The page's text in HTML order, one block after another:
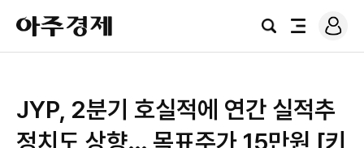
아
주
경
검
전
로
그
JYP, 2분기 호실적에 연간 실적추
정치도 상향… 목표주가 15만원 [키